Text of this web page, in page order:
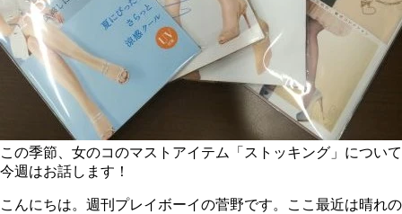
この季節、女のコのマストアイテム「ストッキング」について
今週はお話します！
こんにちは。週刊プレイボーイの菅野です。ここ最近は晴れの